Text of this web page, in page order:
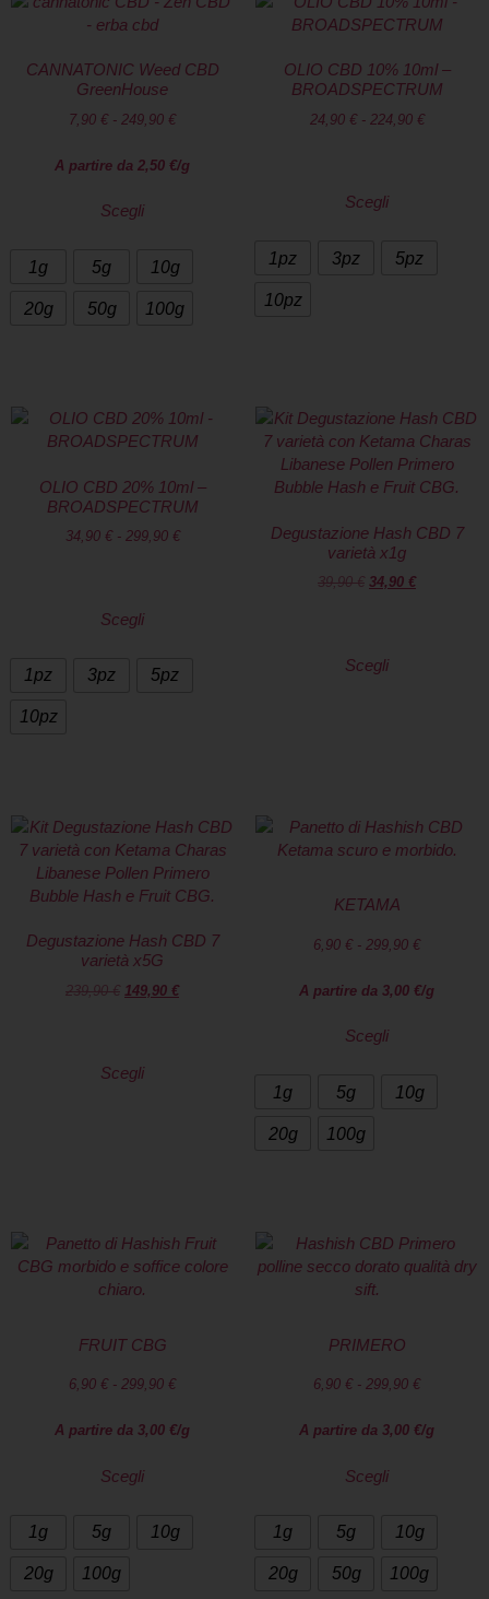
CANNATONIC Weed CBD
GreenHouse
7,90 € - 249,90 €
A partire da 2,50 €/g
Scegli
1g 5g 10g
20g 50g 100g
OLIO CBD 10% 10ml –
BROADSPECTRUM
24,90 € - 224,90 €
Scegli
1pz 3pz 5pz
10pz
OLIO CBD 20% 10ml –
BROADSPECTRUM
34,90 € - 299,90 €
Scegli
1pz 3pz 5pz
10pz
Degustazione Hash CBD 7
varietà x1g
39,90€ 34,90 €
Scegli
Degustazione Hash CBD 7
varietà x5G
239,90€ 149,90 €
Scegli
KETAMA
6,90 € - 299,90 €
A partire da 3,00 €/g
Scegli
1g 5g 10g
20g 100g
FRUIT CBG
6,90 € - 299,90 €
A partire da 3,00 €/g
Scegli
1g 5g 10g
20g 100g
PRIMERO
6,90 € - 299,90 €
A partire da 3,00 €/g
Scegli
1g 5g 10g
20g 50g 100g